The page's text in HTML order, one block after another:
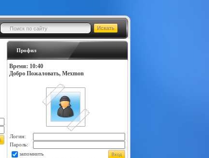
Профил
Время: 10:40
Добро Пожаловать, Mexmon
Логин:
Пароль:
запомнить